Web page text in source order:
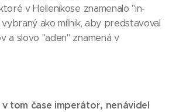
v Hellenikose znamenalo "in-
ako míľnik, aby predstavoval
a slovo "aden" znamená v
tom čase imperátor, nenávidel